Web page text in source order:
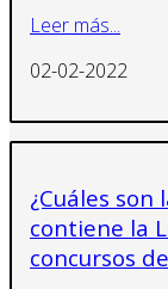
Leer más...
02-02-2022
¿Cuáles
contiene la
concursos